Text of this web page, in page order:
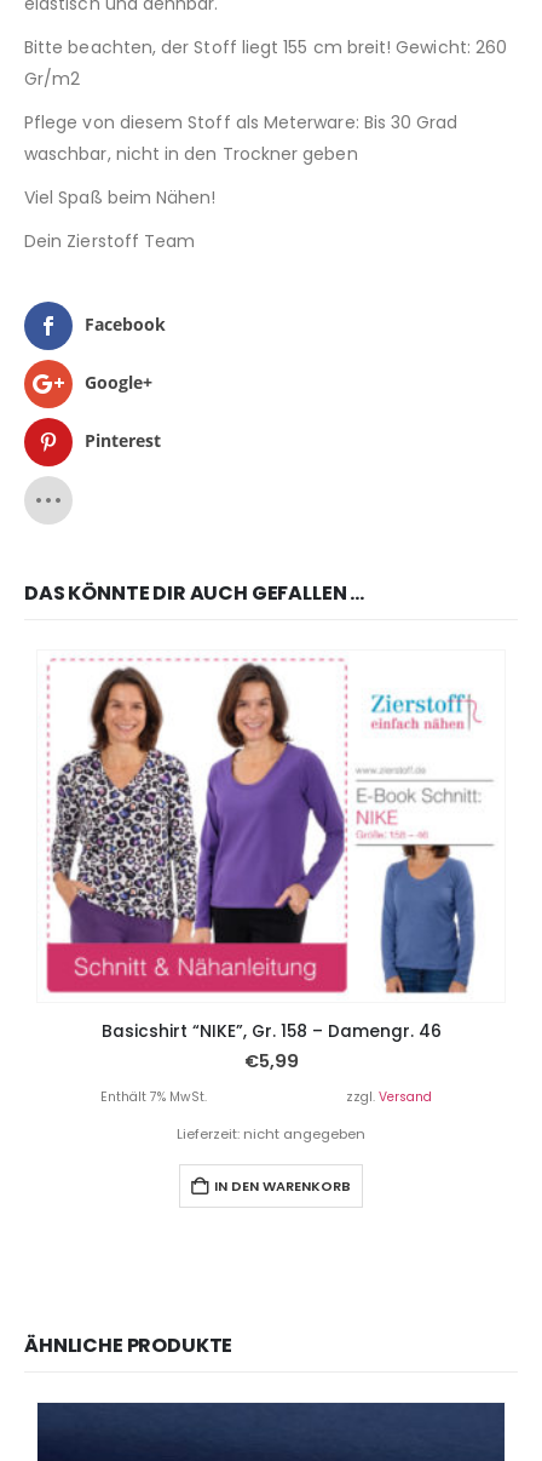
Bitte beachten, der Stoff liegt 155 cm breit! Gewicht: 260
Gr/m2
Pflege von diesem Stoff als Meterware: Bis 30 Grad
waschbar, nicht in den Trockner geben
Viel Spaß beim Nähen!
Dein Zierstoff Team
Facebook
Google+
Pinterest
DAS KÖNNTE DIR AUCH GEFALLEN …
Basicshirt “NIKE”, Gr. 158 – Damengr. 46
€5,99
Enthält 7% MwSt. zzgl. Versand
Lieferzeit: nicht angegeben
IN DEN WARENKORB
ÄHNLICHE PRODUKTE